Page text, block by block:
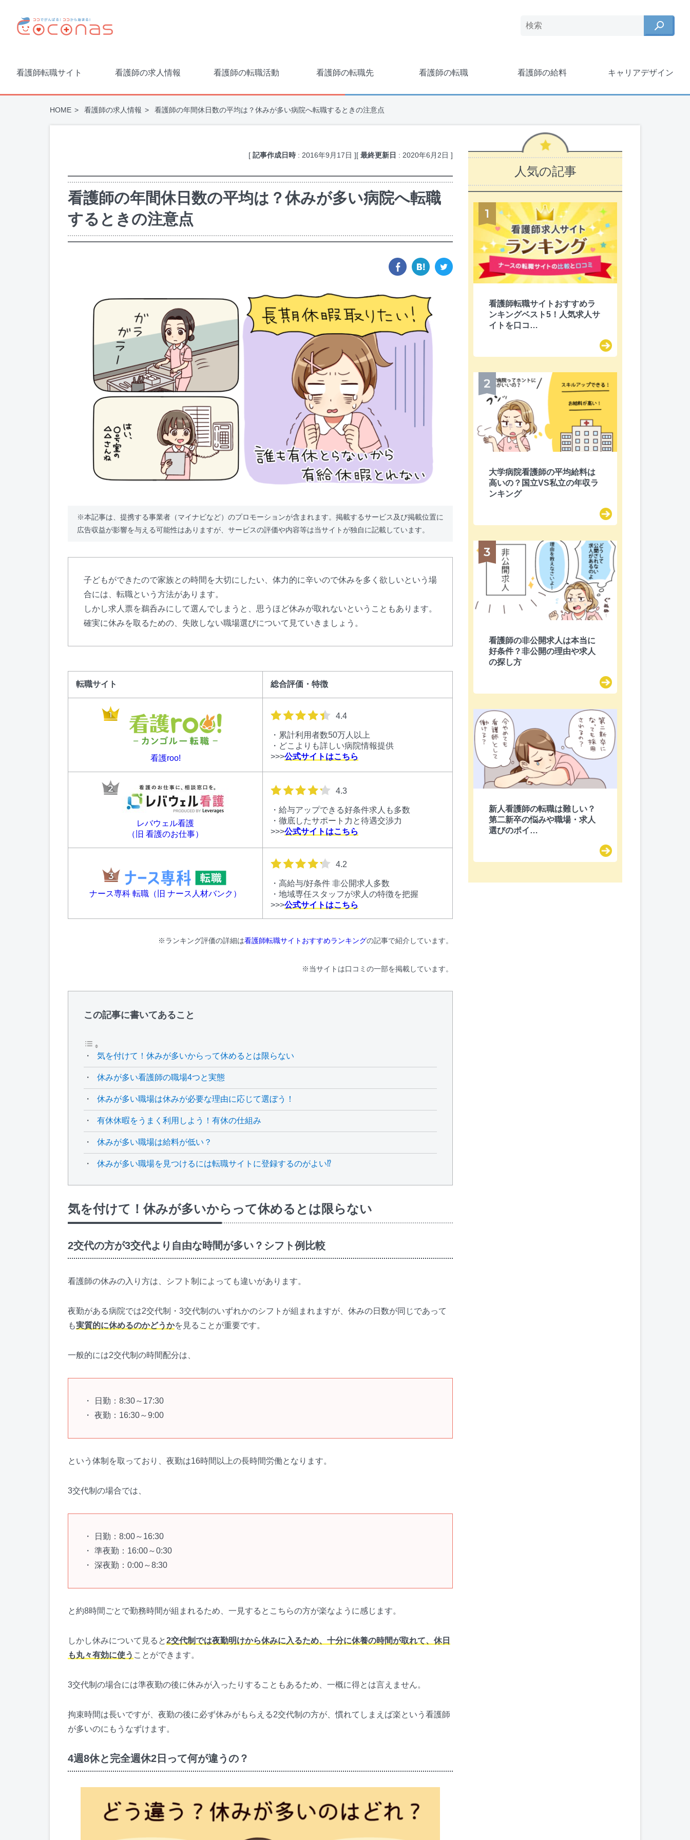
看護師転職サイト 看護師の求人情報 看護師の転職活動 看護師の転職先 看護師の転職 看護師の給料 キャリアデザイン
HOME 看護師の求人情報 看護師の年間休日数の平均は？休みが多い病院へ転職するときの注意点
[ 記事作成日時 : 2016年9月17日 ][ 最終更新日 : 2020年6月2日 ]
看護師の年間休日数の平均は？休みが多い病院へ転職
するときの注意点
facebookhatena
※本記事は、提携する事業者（マイナビなど）のプロモーションが含まれます。掲載するサービス及び掲載位置に
広告収益が影響を与える可能性はありますが、サービスの評価や内容等は当サイトが独自に記載しています。
子どもができたので家族との時間を大切にしたい、体力的に辛いので休みを多く欲しいという場
合には、転職という方法があります。
しかし求人票を鵜呑みにして選んでしまうと、思うほど休みが取れないということもあります。
確実に休みを取るための、失敗しない職場選びについて見ていきましょう。
転職サイト 総合評価・特徴
看護roo!
星の数
4.4
・累計利用者数50万人以上
・どこよりも詳しい病院情報提供
>>>公式サイトはこちら
レバウェル看護
（旧 看護のお仕事）
星の数
4.3
・給与アップできる好条件求人も多数
・徹底したサポート力と待遇交渉力
>>>公式サイトはこちら
ナース専科 転職（旧 ナース人材バンク）
星の数
4.2
・高給与/好条件 非公開求人多数
・地域専任スタッフが求人の特徴を把握
>>>公式サイトはこちら
※ランキング評価の詳細は看護師転職サイトおすすめランキングの記事で紹介しています。
※当サイトは口コミの一部を掲載しています。
この記事に書いてあること
気を付けて！休みが多いからって休めるとは限らない
休みが多い看護師の職場4つと実態
休みが多い職場は休みが必要な理由に応じて選ぼう！
有休休暇をうまく利用しよう！有休の仕組み
休みが多い職場は給料が低い？
休みが多い職場を見つけるには転職サイトに登録するのがよい⁉
気を付けて！休みが多いからって休めるとは限らない
2交代の方が3交代より自由な時間が多い？シフト例比較
看護師の休みの入り方は、シフト制によっても違いがあります。
夜勤がある病院では2交代制・3交代制のいずれかのシフトが組まれますが、休みの日数が同じであって
も実質的に休めるのかどうかを見ることが重要です。
一般的には2交代制の時間配分は、
日勤：8:30～17:30
夜勤：16:30～9:00
という体制を取っており、夜勤は16時間以上の長時間労働となります。
3交代制の場合では、
日勤：8:00～16:30
準夜勤：16:00～0:30
深夜勤：0:00～8:30
と約8時間ごとで勤務時間が組まれるため、一見するとこちらの方が楽なように感じます。
しかし休みについて見ると2交代制では夜勤明けから休みに入るため、十分に休養の時間が取れて、休日
も丸々有効に使う ことができます。
3交代制の場合には準夜勤の後に休みが入ったりすることもあるため、一概に得とは言えません。
拘束時間は長いですが、夜勤の後に必ず休みがもらえる2交代制の方が、慣れてしまえば楽という看護師
が多いのにもうなずけます。
4週8休と完全週休2日って何が違うの？
人気の記事
看護師転職サイトおすすめラ
ンキングベスト5！人気求人サ
イトを口コ…
大学病院看護師の平均給料は
高いの？国立VS私立の年収ラ
ンキング
看護師の非公開求人は本当に
好条件？非公開の理由や求人
の探し方
新人看護師の転職は難しい？
第二新卒の悩みや職場・求人
選びのポイ…